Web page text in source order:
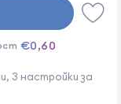
3 настройки за
€0,60